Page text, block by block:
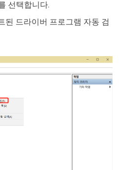
선택합니다.
된 드라이버 프로그램 자동 검